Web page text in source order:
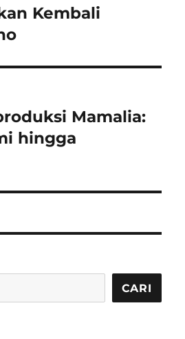
Kembali
Mamalia:
hingga
CARI